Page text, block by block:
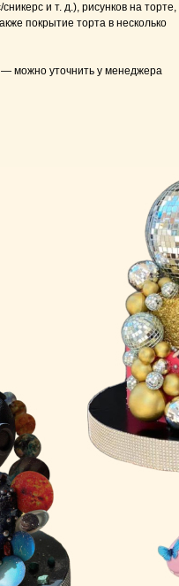
и т. д.), рисунков на торте,
покрытие торта в несколько
можно уточнить у менеджера